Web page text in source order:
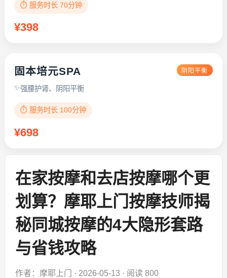
⏱️ 服务时长 70分钟
¥398
固本培元SPA 阴阳平衡
强腰护肾、阴阳平衡
⏱️ 服务时长 100分钟
¥698
在家按摩和去店按摩哪个更
划算？摩耶上门按摩技师揭
秘同城按摩的4大隐形套路
与省钱攻略
作者：摩耶上门 · 2026-05-13 · 阅读 800